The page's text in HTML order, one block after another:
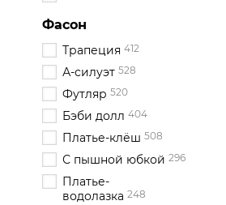
Фасон
Трапеция 412
А-силуэт 528
Футляр 520
Бэби долл 404
Платье-клёш 508
С пышной юбкой 296
Платье-
водолазка 248